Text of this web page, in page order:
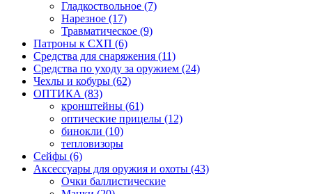
Гладкоствольное (7)
Нарезное (17)
Травматическое (9)
Патроны к СХП (6)
Средства для снаряжения (11)
Средства по уходу за оружием (24)
Чехлы и кобуры (62)
ОПТИКА (83)
кронштейны (61)
оптические прицелы (12)
бинокли (10)
тепловизоры
Сейфы (6)
Аксессуары для оружия и охоты (43)
Очки баллистические